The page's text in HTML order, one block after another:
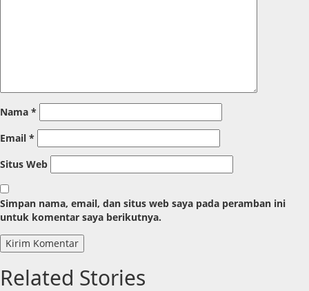
Nama *
Email *
Situs Web
Simpan nama, email, dan situs web saya pada peramban ini
untuk komentar saya berikutnya.
Related Stories